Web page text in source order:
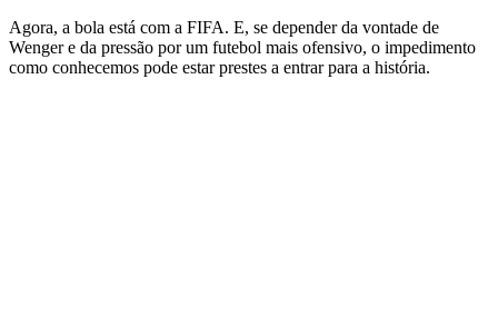
Agora, a bola está com a FIFA. E, se depender da vontade de
Wenger e da pressão por um futebol mais ofensivo, o impedimento
como conhecemos pode estar prestes a entrar para a história.